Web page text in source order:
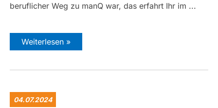
beruflicher Weg zu manQ war, das erfahrt Ihr im ...
Weiterlesen »
04.07.2024